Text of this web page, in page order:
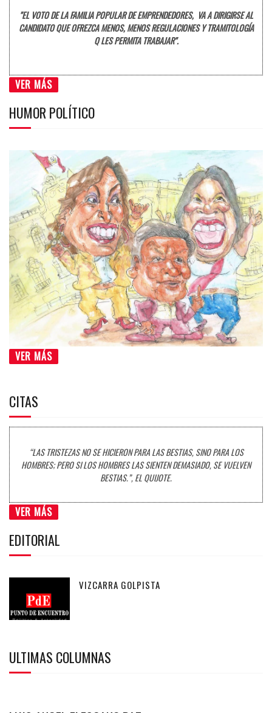
"EL VOTO DE LA FAMILIA POPULAR DE EMPRENDEDORES, VA A DIRIGIRSE AL
CANDIDATO QUE OFREZCA MENOS, MENOS REGULACIONES Y TRAMITOLOGÍA
Q LES PERMITA TRABAJAR".
VER MÁS
HUMOR POLÍTICO
VER MÁS
CITAS
“LAS TRISTEZAS NO SE HICIERON PARA LAS BESTIAS, SINO PARA LOS
HOMBRES; PERO SI LOS HOMBRES LAS SIENTEN DEMASIADO, SE VUELVEN
BESTIAS.”, EL QUIJOTE.
VER MÁS
EDITORIAL
VIZCARRA GOLPISTA
ULTIMAS COLUMNAS